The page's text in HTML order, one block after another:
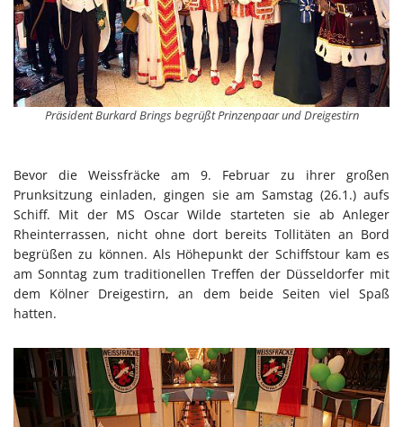
Präsident Burkard Brings begrüßt Prinzenpaar und Dreigestirn
Bevor die Weissfräcke am 9. Februar zu ihrer großen
Prunksitzung einladen, gingen sie am Samstag (26.1.) aufs
Schiff. Mit der MS Oscar Wilde starteten sie ab Anleger
Rheinterrassen, nicht ohne dort bereits Tollitäten an Bord
begrüßen zu können. Als Höhepunkt der Schiffstour kam es
am Sonntag zum traditionellen Treffen der Düsseldorfer mit
dem Kölner Dreigestirn, an dem beide Seiten viel Spaß
hatten.